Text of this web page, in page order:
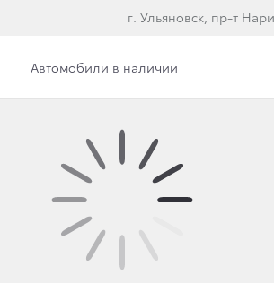
г. Ульяновск, пр-т
Автомобили в наличии
Владельцам